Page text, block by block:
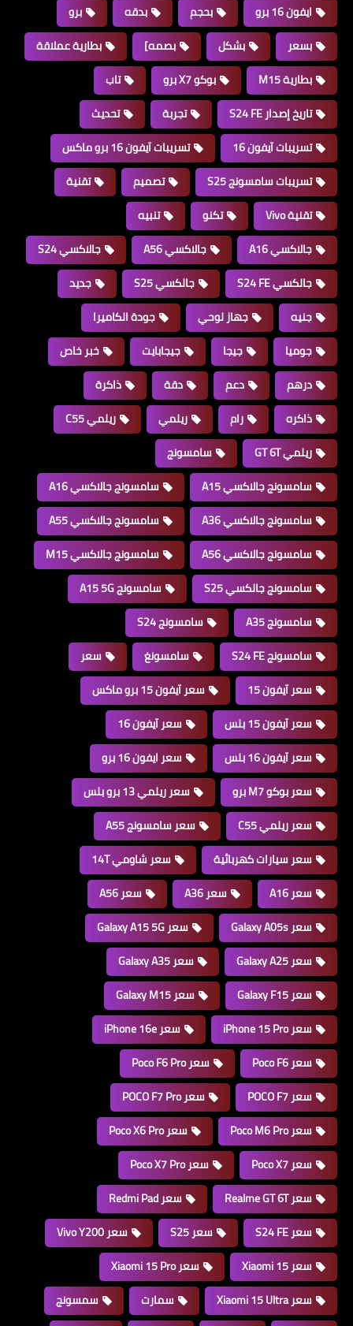
ايفون 16 برو
بحجم بدقه
برو
بسعر
بشكل بصمه]
بطارية عملاقة
بطارية M15
بوكو X7 برو
تاب
تاريخ إصدار S24 FE
تجربة
تحديث
تسريبات آيفون 16
تسريبات آيفون 16 برو ماكس
تسريبات سامسونج S25
تصميم
تقنية
تقنية Vivo
تكنو
تنبيه
جالاكسي A16
جالاكسي A56
جالاكسي S24
جالكسي S24 FE
جالكسي S25
جديد
جنيه
جهاز لوحي
جودة الكاميرا
جوميا
جيجا جيجابايت
خبر خاص
درهم
دعم دقة
ذاكرة
ذاكره
رام ريلمي
ريلمي C55
ريلمي GT 6T
سامسونج
سامسونج جالاكسي A15
سامسونج جالاكسي A16
سامسونج جالاكسي A36
سامسونج جالاكسي A55
سامسونج جالاكسي A56
سامسونج جالاكسي M15
سامسونج جالكسي S25
سامسونج A15 5G
سامسونج A35
سامسونج S24
سامسونج S24 FE
سامسونغ
سعر
سعر آيفون 15
سعر آيفون 15 برو ماكس
سعر آيفون 15 بلس
سعر آيفون 16
سعر آيفون 16 بلس
سعر ايفون 16 برو
سعر بوكو M7 برو
سعر ريلمي 13 برو بلس
سعر ريلمي C55
سعر سامسونج A55
سعر سيارات كهربائية
سعر شاومي 14T
سعر A16
سعر A36
سعر A56
سعر Galaxy A05s
سعر Galaxy A15 5G
سعر Galaxy A25
سعر Galaxy A35
سعر Galaxy F15
سعر Galaxy M15
سعر iPhone 15 Pro
سعر iPhone 16e
سعر Poco F6
سعر Poco F6 Pro
سعر POCO F7
سعر POCO F7 Pro
سعر Poco M6 Pro
سعر Poco X6 Pro
سعر Poco X7
سعر Poco X7 Pro
سعر Realme GT 6T
سعر Redmi Pad
سعر S24 FE
سعر S25
سعر Vivo Y200
سعر Xiaomi 15
سعر Xiaomi 15 Pro
سعر Xiaomi 15 Ultra
سمارت
سمسونج